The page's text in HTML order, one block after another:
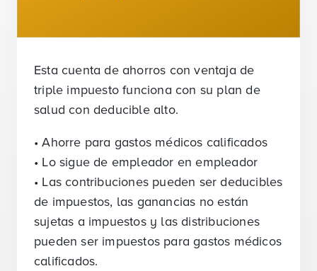
Esta cuenta de ahorros con ventaja de
triple impuesto funciona con su plan de
salud con deducible alto.
• Ahorre para gastos médicos calificados
• Lo sigue de empleador en empleador
• Las contribuciones pueden ser deducibles
de impuestos, las ganancias no están
sujetas a impuestos y las distribuciones
pueden ser impuestos para gastos médicos
calificados.